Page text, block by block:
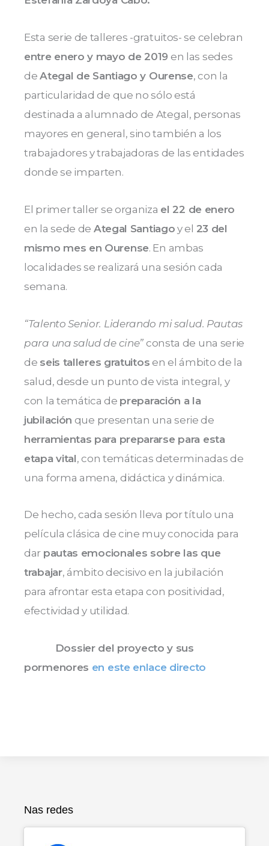
Esta serie de talleres -gratuitos- se celebran
entre enero y mayo de 2019 en las sedes
deAtegal de Santiago y Ourense, con la
particularidad de que no sólo está
destinada a alumnado de Ategal, personas
mayores en general, sino también a los
trabajadores y trabajadoras de las entidades
donde se imparten.
El primer taller se organiza el 22 de enero
en la sede de Ategal Santiago y el 23 del
mismo mes en Ourense. En ambas
localidades se realizará una sesión cada
semana.
“Talento Senior. Liderando mi salud. Pautas
para una salud de cine” consta de una serie
de seis talleres gratuitos en el ámbito de la
salud, desde un punto de vista integral, y
con la temática de preparación a la
jubilación que presentan una serie de
herramientas para prepararse para esta
etapa vital, con temáticas determinadas de
una forma amena, didáctica y dinámica.
De hecho, cada sesión lleva por título una
película clásica de cine muy conocida para
dar pautas emocionales sobre las que
trabajar, ámbito decisivo en la jubilación
para afrontar esta etapa con positividad,
efectividad y utilidad.
Dossier del proyecto y sus
pormenores en este enlace directo
Nas redes